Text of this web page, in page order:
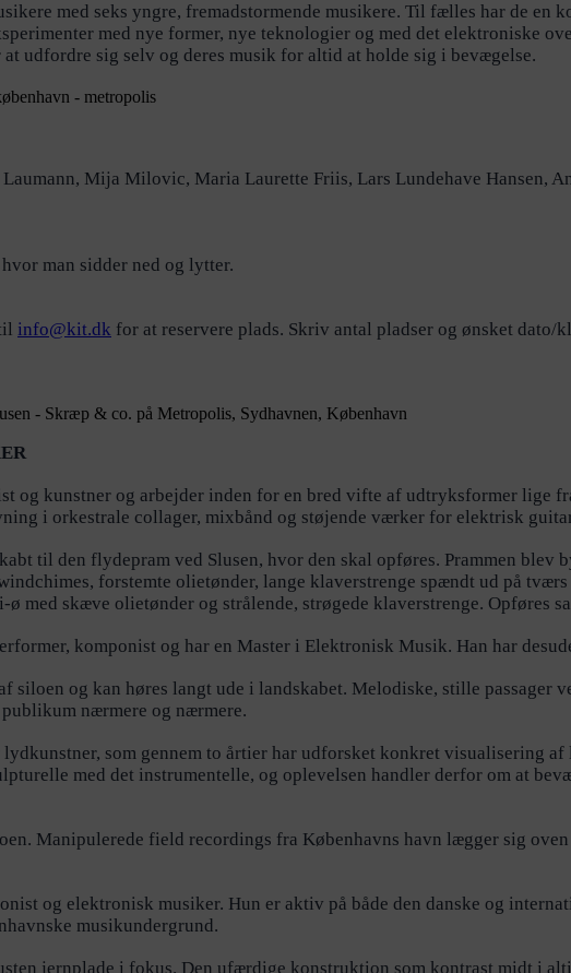
med seks yngre, fremadstormende musikere. Til fælles har de
med nye former, nye teknologier og med det elektroniske
udfordre sig selv og deres musik for altid at holde sig i bevægelse.
Mija Milovic, Maria Laurette Friis, Lars Lundehave Hansen,
man sidder ned og lytter.
info@kit.dk for at reservere plads. Skriv antal pladser og ønsket dato/
og kunstner og arbejder inden for en bred vifte af udtryksformer lige
i orkestrale collager, mixbånd og støjende værker for elektrisk
til den flydepram ved Slusen, hvor den skal opføres. Prammen blev
forstemte olietønder, lange klaverstrenge spændt ud på
med skæve olietønder og strålende, strøgede klaverstrenge. Opføres
komponist og har en Master i Elektronisk Musik. Han har
og kan høres langt ude i landskabet. Melodiske, stille passager
nærmere og nærmere.
som gennem to årtier har udforsket konkret visualisering
med det instrumentelle, og oplevelsen handler derfor om at
Manipulerede field recordings fra Københavns havn lægger sig
og elektronisk musiker. Hun er aktiv på både den danske og
musikundergrund.
jernplade i fokus. Den ufærdige konstruktion som kontrast midt i